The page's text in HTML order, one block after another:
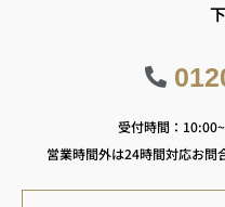
受付時間：
営業時間外は24時間対応お問